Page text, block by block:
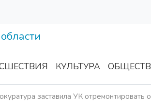
КУЛЬТУРА
заставила УК